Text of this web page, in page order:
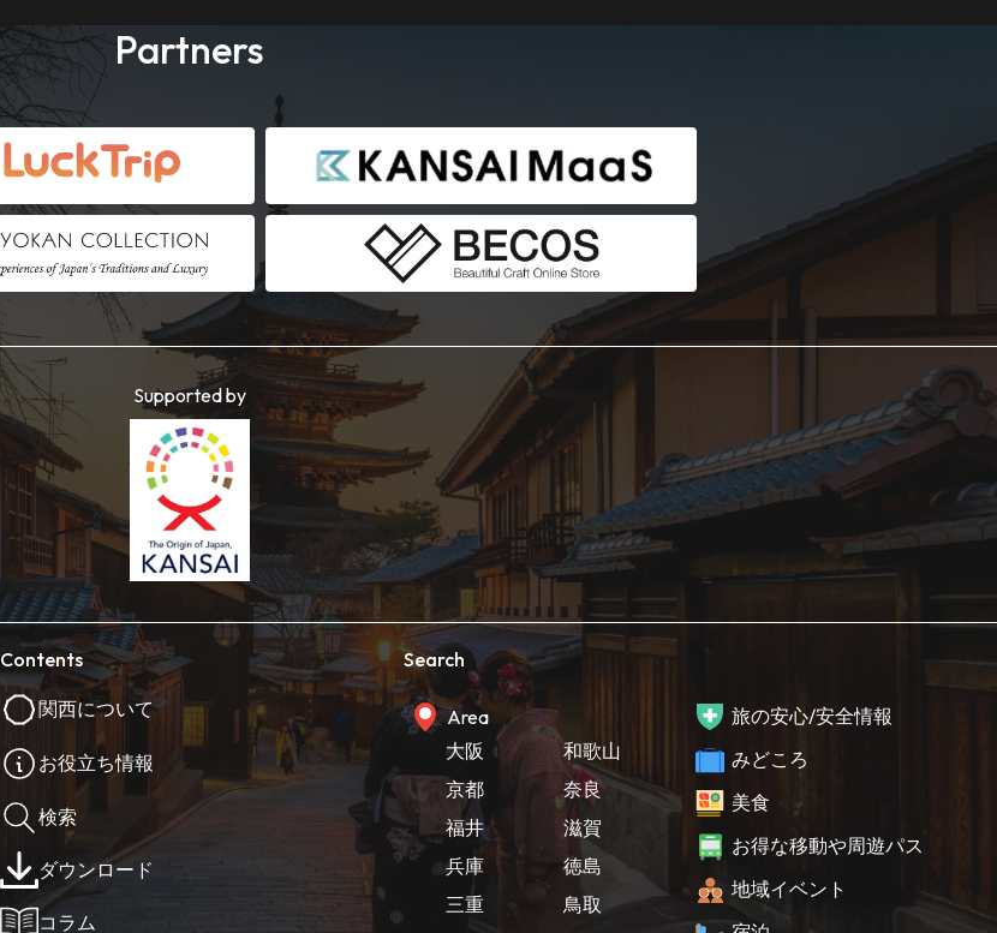
Partners
Supported by
Contents
関西について
お役立ち情報
検索
ダウンロード
コラム
Search
Area
大阪
京都
福井
兵庫
三重
和歌山
奈良
滋賀
徳島
鳥取
旅の安心/安全情報
みどころ
美食
お得な移動や周遊パス
地域イベント